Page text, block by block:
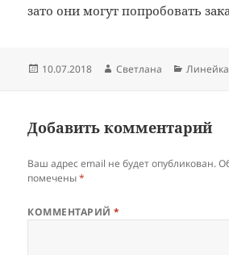
зато они могут попробовать
Опубликовано
10.07.2018 Автор
Светлана Рубрики
Добавить комментарий
Ваш адрес email не будет опубликован.
помечены*
КОММЕНТАРИЙ*